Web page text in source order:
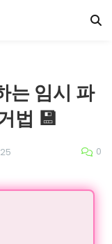
는 임시 파
법 💾
0